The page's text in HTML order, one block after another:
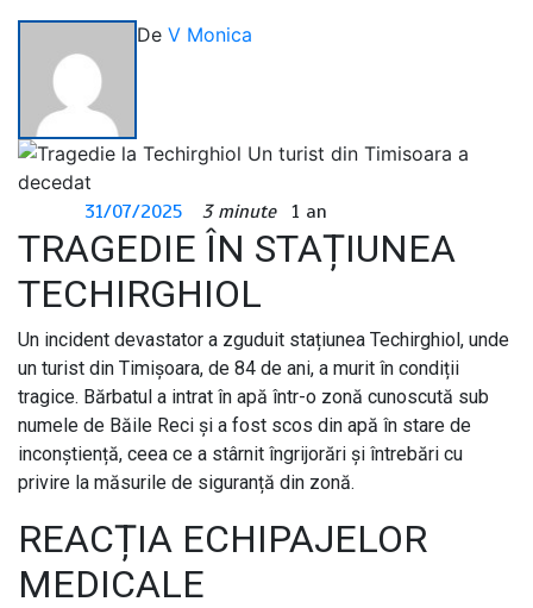
De V Monica
31/07/2025 3 minute 1 an
TRAGEDIE ÎN STAȚIUNEA
TECHIRGHIOL
Un incident devastator a zguduit stațiunea Techirghiol, unde
un turist din Timișoara, de 84 de ani, a murit în condiții
tragice. Bărbatul a intrat în apă într-o zonă cunoscută sub
numele de Băile Reci și a fost scos din apă în stare de
inconștiență, ceea ce a stârnit îngrijorări și întrebări cu
privire la măsurile de siguranță din zonă.
REACȚIA ECHIPAJELOR
MEDICALE